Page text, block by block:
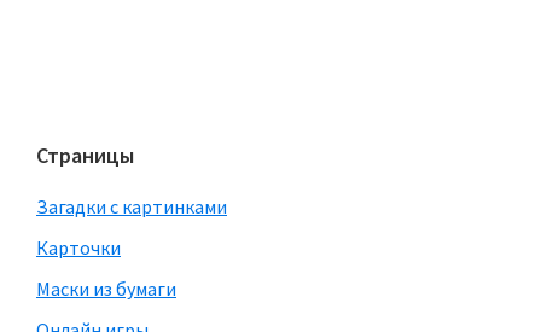
Страницы
Загадки с картинками
Карточки
Маски из бумаги